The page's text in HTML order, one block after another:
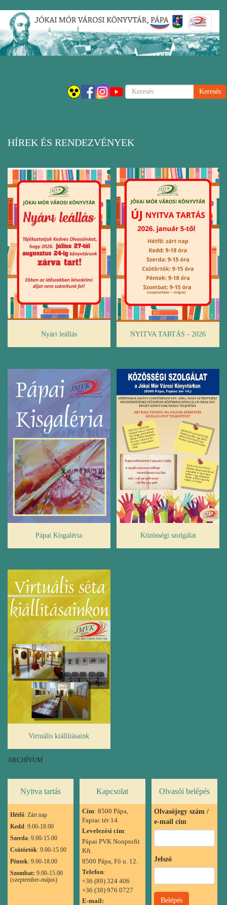
Ugrás
tartalomra
Keresés
HÍREK ÉS RENDEZVÉNYEK
Nyári leállás NYITVA TARTÁS - 2026
Pápai Kisgaléria Közösségi szolgálat
Virtuális kiállításaink
ARCHÍVUM
Nyitva tartás
Hétfő: Zárt nap
Kedd: 9.00-18.00
Szerda: 9.00-15.00
Csütörtök: 9.00-15.00
Péntek: 9.00-18.00
Szombat: 9.00-15.00
(szeptember-május)
Kapcsolat
Cím: 8500 Pápa,
Fapiac tér 14.
Levelezési cím:
Pápai PVK Nonprofit
Kft.
8500 Pápa, Fő u. 12.
Telefon:
+36 (89) 324 406
+36 (30) 976 0727
E-mail:
Olvasói belépés
Olvasójegy szám /
e-mail cím
Jelszó